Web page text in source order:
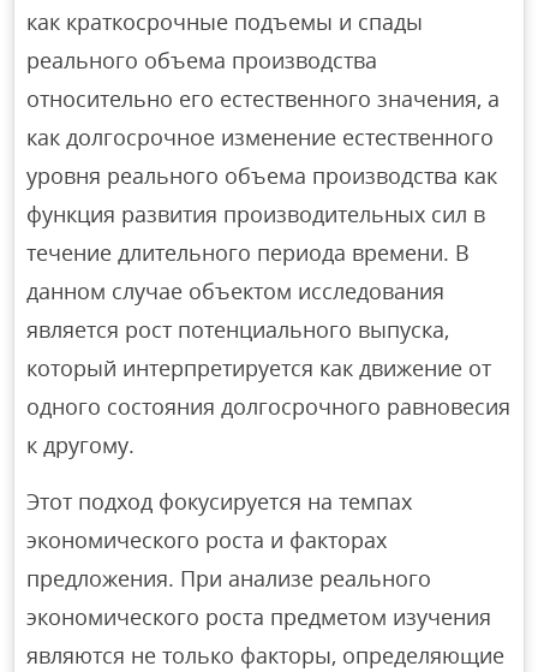
как краткосрочные подъемы и спады
реального объема производства
относительно его естественного значения, а
как долгосрочное изменение естественного
уровня реального объема производства как
функция развития производительных сил в
течение длительного периода времени. В
данном случае объектом исследования
является рост потенциального выпуска,
который интерпретируется как движение от
одного состояния долгосрочного равновесия
к другому.
Этот подход фокусируется на темпах
экономического роста и факторах
предложения. При анализе реального
экономического роста предметом изучения
являются не только факторы, определяющие